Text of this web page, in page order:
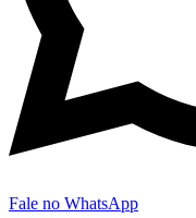
Fale no WhatsApp